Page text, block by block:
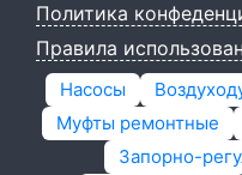
Политика
Правила
Насосы
Муфты ремонтные
Запорно-